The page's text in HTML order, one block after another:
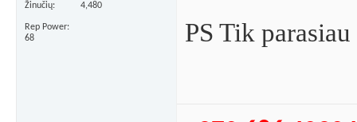
Žinučių
4,480
Rep Power
68
PS Tik